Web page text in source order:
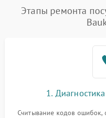
Проблемы с набором
воды
циркуляционным насосом
Этапы ремонта
1.
Считывание кодов ошибок,